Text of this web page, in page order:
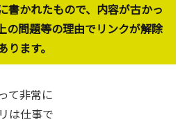
書かれたもので、内容が古かっ
の問題等の理由でリンクが解除
ます。
て非常に
は仕事で